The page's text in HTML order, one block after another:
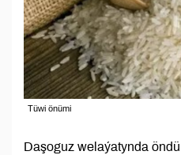
Tüwi önümi
Daşoguz welaýatynda